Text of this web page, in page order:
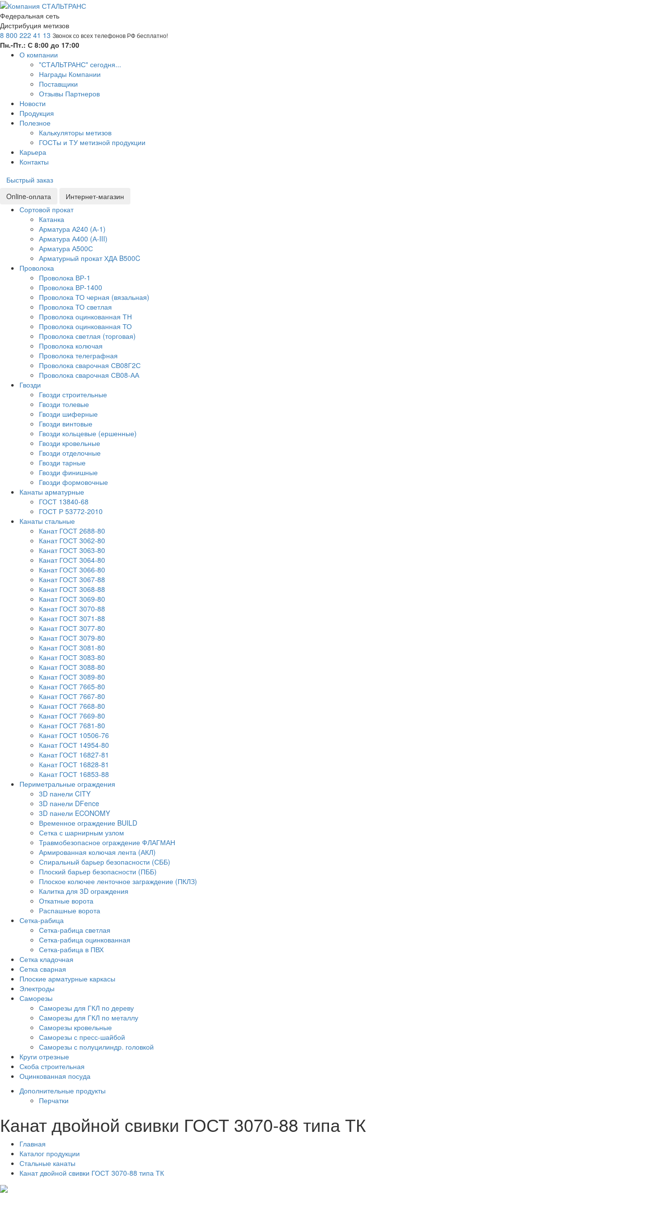
Федеральная сеть
Дистрибуция метизов
8 800 222 41 13 Звонок со всех телефонов РФ бесплатно!
Пн.-Пт.: С 8:00 до 17:00
О компании
"СТАЛЬТРАНС" сегодня...
Награды Компании
Поставщики
Отзывы Партнеров
Новости
Продукция
Полезное
Калькуляторы метизов
ГОСТы и ТУ метизной продукции
Карьера
Контакты
Быстрый заказ
Online-оплата
Интернет-магазин
Сортовой прокат
Катанка
Арматура А240 (А-1)
Арматура А400 (А-III)
Арматура А500С
Арматурный прокат ХДА B500C
Проволока
Проволока ВР-1
Проволока ВР-1400
Проволока ТО черная (вязальная)
Проволока ТО светлая
Проволока оцинкованная ТН
Проволока оцинкованная ТО
Проволока светлая (торговая)
Проволока колючая
Проволока телеграфная
Проволока сварочная СВ08Г2С
Проволока сварочная СВ08-АА
Гвозди
Гвозди строительные
Гвозди толевые
Гвозди шиферные
Гвозди винтовые
Гвозди кольцевые (ершенные)
Гвозди кровельные
Гвозди отделочные
Гвозди тарные
Гвозди финишные
Гвозди формовочные
Канаты арматурные
ГОСТ 13840-68
ГОСТ Р 53772-2010
Канаты стальные
Канат ГОСТ 2688-80
Канат ГОСТ 3062-80
Канат ГОСТ 3063-80
Канат ГОСТ 3064-80
Канат ГОСТ 3066-80
Канат ГОСТ 3067-88
Канат ГОСТ 3068-88
Канат ГОСТ 3069-80
Канат ГОСТ 3070-88
Канат ГОСТ 3071-88
Канат ГОСТ 3077-80
Канат ГОСТ 3079-80
Канат ГОСТ 3081-80
Канат ГОСТ 3083-80
Канат ГОСТ 3088-80
Канат ГОСТ 3089-80
Канат ГОСТ 7665-80
Канат ГОСТ 7667-80
Канат ГОСТ 7668-80
Канат ГОСТ 7669-80
Канат ГОСТ 7681-80
Канат ГОСТ 10506-76
Канат ГОСТ 14954-80
Канат ГОСТ 16827-81
Канат ГОСТ 16828-81
Канат ГОСТ 16853-88
Периметральные ограждения
3D панели CITY
3D панели DFence
3D панели ECONOMY
Временное ограждение BUILD
Сетка с шарнирным узлом
Травмобезопасное ограждение ФЛАГМАН
Армированная колючая лента (АКЛ)
Спиральный барьер безопасности (СББ)
Плоский барьер безопасности (ПББ)
Плоское колючее ленточное заграждение (ПКЛЗ)
Калитка для 3D ограждения
Откатные ворота
Распашные ворота
Сетка-рабица
Сетка-рабица светлая
Сетка-рабица оцинкованная
Сетка-рабица в ПВХ
Сетка кладочная
Сетка сварная
Плоские арматурные каркасы
Электроды
Саморезы
Саморезы для ГКЛ по дереву
Саморезы для ГКЛ по металлу
Саморезы кровельные
Саморезы с пресс-шайбой
Саморезы с полуцилиндр. головкой
Круги отрезные
Скоба строительная
Оцинкованная посуда
Дополнительные продукты
Перчатки
Канат двойной свивки ГОСТ 3070-88 типа ТК
Главная
Каталог продукции
Стальные канаты
Канат двойной свивки ГОСТ 3070-88 типа ТК